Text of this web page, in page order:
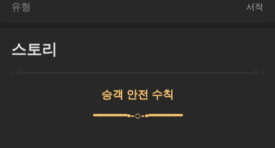
유형 서적
스토리
승객 안전 수칙
━━━━━•-○-•━━━━━